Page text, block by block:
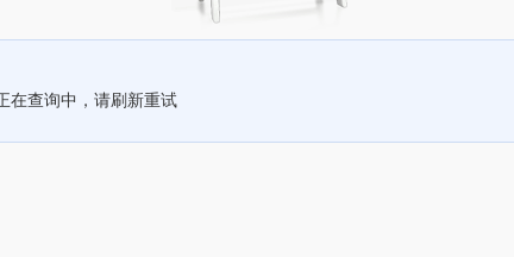
在查询中，请刷新重试